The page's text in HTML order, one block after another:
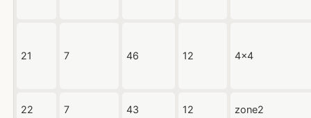
21 7 46 12 4x4
22 7 43 12 zone2